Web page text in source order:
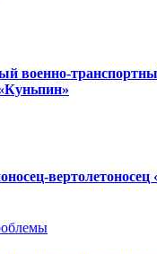
военно-
вертолетоносец